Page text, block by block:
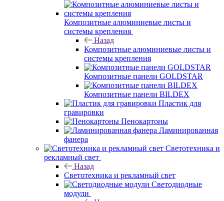
Композитные алюминиевые листы и
системы крепления
Назад
Композитные алюминиевые листы и
системы крепления
Композитные панели GOLDSTAR
Композитные панели BILDEX
Пластик для
гравировки
Пенокартоны
Ламинированная
фанера
Светотехника и
рекламный свет
Назад
Светотехника и рекламный свет
Светодиодные
модули